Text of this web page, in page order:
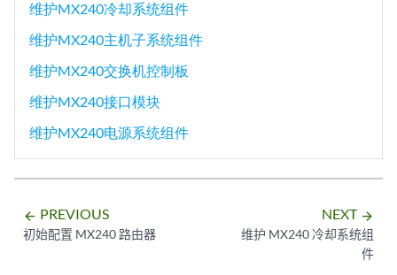
维护MX240冷却系统组件
维护MX240主机子系统组件
维护MX240交换机控制板
维护MX240接口模块
维护MX240电源系统组件
arrow_backward PREVIOUS
初始配置 MX240 路由器
NEXT arrow_forward
维护 MX240 冷却系统组
件